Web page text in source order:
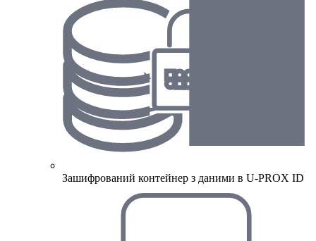
Зашифрований контейнер з даними в U-PROX ID